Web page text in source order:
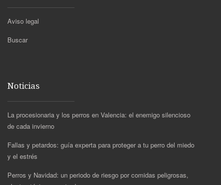
Aviso legal
Buscar
Noticias
La procesionaria y los perros en Valencia: el enemigo silencioso
de cada invierno
Fallas y petardos: guía experta para proteger a tu perro del miedo
y el estrés
Perros y Navidad: un periodo de riesgo por comidas peligrosas,